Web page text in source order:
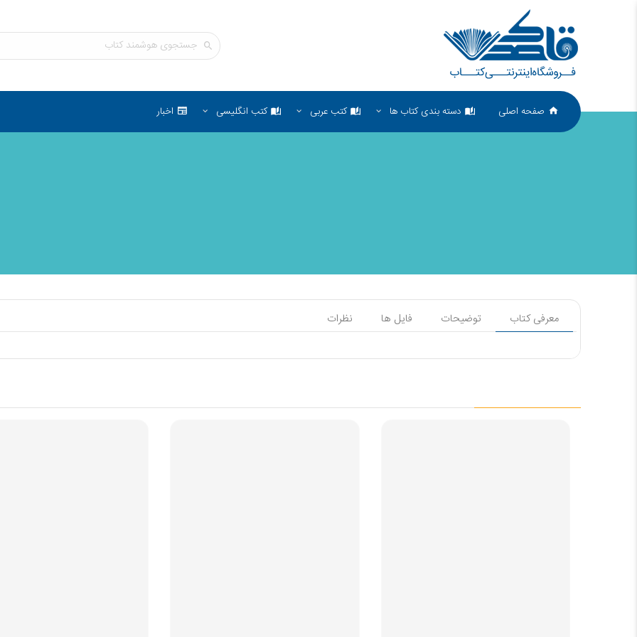
صفحه اصلی دسته بندی کتاب ها کتب عربی کتب انگلیسی اخبار
معرفی کتاب توضیحات فایل ها نظرات